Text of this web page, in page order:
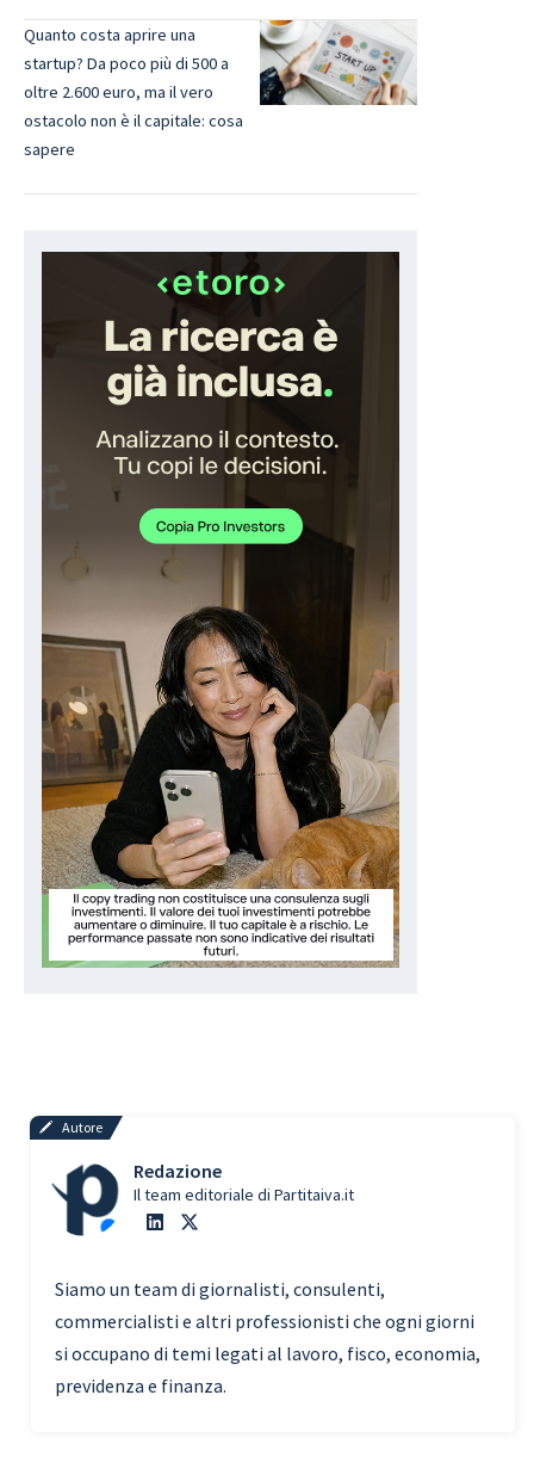
Quanto costa aprire una
startup? Da poco più di 500 a
oltre 2.600 euro, ma il vero
ostacolo non è il capitale: cosa
sapere
Autore
Redazione
Il team editoriale di Partitaiva.it
Siamo un team di giornalisti, consulenti,
commercialisti e altri professionisti che ogni giorni
si occupano di temi legati al lavoro, fisco, economia,
previdenza e finanza.